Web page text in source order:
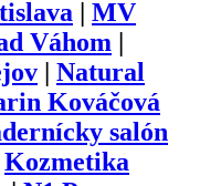
MV
Váhom
Natural
Kováčová
salón
Kozmetika